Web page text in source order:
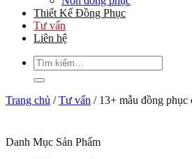
Thiết Kế Đồng Phục
Tư vấn
Liên hệ
Tìm
kiếm:
Trang chủ / Tư vấn /13+ mẫu đồng phục
Danh Mục Sản Phẩm